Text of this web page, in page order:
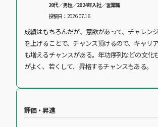
20代／男性／2024年入社／営業職
投稿日：2026.07.16
成績はもちろんだが、意欲があって、チャレン
を上げることで、チャンス頂けるので、キャリ
も増えるチャンスがある。年功序列などの文化
がよく、若くして、昇格するチャンスもある。
評価・昇進